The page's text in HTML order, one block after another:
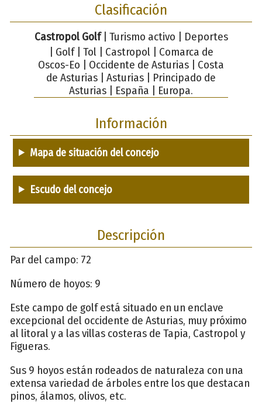
Clasificación
Castropol Golf| Turismo activo | Deportes
| Golf | Tol | Castropol | Comarca de
Oscos-Eo | Occidente de Asturias | Costa
de Asturias | Asturias | Principado de
Asturias | España | Europa.
Información
Mapa de situación del concejo
Escudo del concejo
Descripción
Par del campo: 72
Número de hoyos: 9
Este campo de golf está situado en un enclave
excepcional del occidente de Asturias, muy próximo
al litoral y a las villas costeras de Tapia, Castropol y
Figueras.
Sus 9 hoyos están rodeados de naturaleza con una
extensa variedad de árboles entre los que destacan
pinos, álamos, olivos, etc.